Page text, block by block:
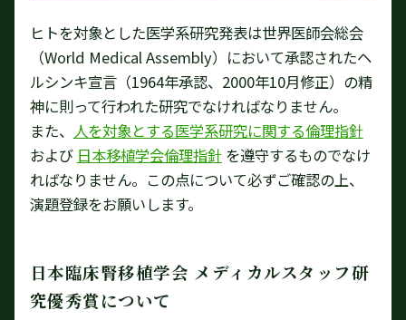
ヒトを対象とした医学系研究発表は世界医師会総会
（World Medical Assembly）において承認されたヘ
ルシンキ宣言（1964年承認、2000年10月修正）の精
神に則って行われた研究でなければなりません。
また、 人を対象とする医学系研究に関する倫理指針
および 日本移植学会倫理指針を遵守するものでなけ
ればなりません。この点について必ずご確認の上、
演題登録をお願いします。
日本臨床腎移植学会 メディカルスタッフ研
究優秀賞について